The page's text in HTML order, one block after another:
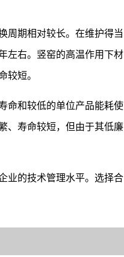
周期相对较长。在维护得当
左右。竖窑的高温作用下材
较短。
命和较低的单位产品能耗使
、寿命较短，但由于其低廉
业的技术管理水平。选择合